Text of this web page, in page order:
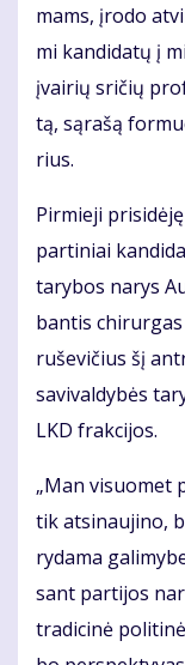
mams, įro­do
mi kan­di­da­tų į
įvai­rių sri­čių
tą, są­ra­šą
rius.
Pir­mie­ji
par­ti­niai
ta­ry­bos na­rys
ban­tis
ru­še­vi­čius šį
sa­vi­val­dy­bės
LKD frak­ci­jos.
„Man vi­suo­met
tik at­si­nau­ji­no,
ry­da­ma
sant par­ti­jos
tra­di­ci­nė